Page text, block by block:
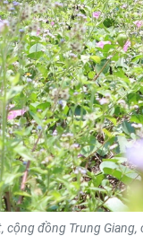
đồng Trung Giang,